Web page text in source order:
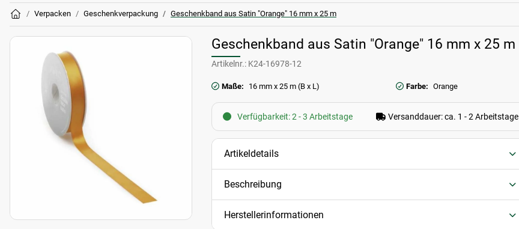
Verpacken Geschenkverpackung Geschenkband aus Satin "Orange" 16 mm x 25 m
Geschenkband aus Satin "Orange" 16 mm x 25 m
Artikelnr.: K24-16978-12
Maße: 16 mm x 25 m (B x L) Farbe: Orange
Verfügbarkeit: 2 - 3 Arbeitstage Versanddauer: ca. 1 - 2 Arbeitstage
Artikeldetails
Beschreibung
Herstellerinformationen